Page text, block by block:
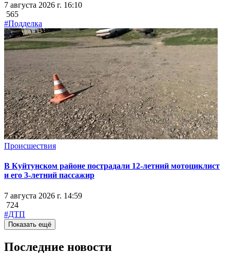
7 августа 2026 г. 16:10
565
#Подделка
Происшествия
В Куйтунском районе пострадали 12-летний мотоциклист
и его 3-летний пассажир
7 августа 2026 г. 14:59
724
#ДТП
Показать ещё
Последние новости